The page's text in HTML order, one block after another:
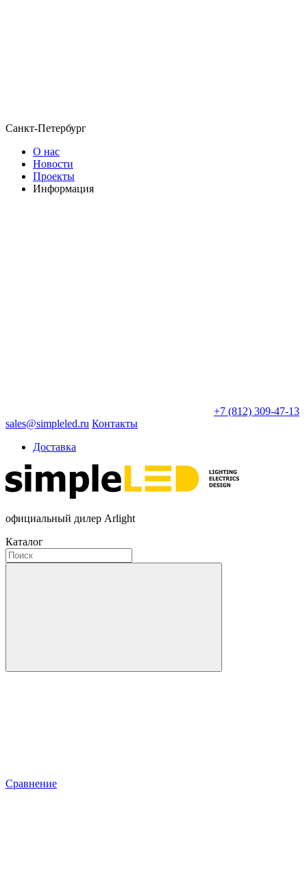
Санкт-Петербург
О нас
Новости
Проекты
Информация
+7 (812) 309-47-13
sales@simpleled.ru Контакты
Доставка
официальный дилер Arlight
Каталог
Сравнение